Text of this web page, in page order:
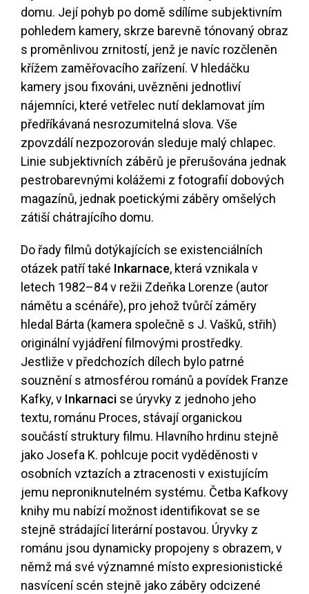
domu. Její pohyb po domě sdílíme subjektivním
pohledem kamery, skrze barevně tónovaný obraz
s proměnlivou zrnitostí, jenž je navíc rozčleněn
křížem zaměřovacího zařízení. V hledáčku
kamery jsou fixováni, uvězněni jednotliví
nájemníci, které vetřelec nutí deklamovat jím
předříkávaná nesrozumitelná slova. Vše
zpovzdálí nezpozorován sleduje malý chlapec.
Linie subjektivních záběrů je přerušována jednak
pestrobarevnými kolážemi z fotografií dobových
magazínů, jednak poetickými záběry omšelých
zátiší chátrajícího domu.
Do řady filmů dotýkajících se existenciálních
otázek patří také Inkarnace, která vznikala v
letech 1982–84 v režii Zdeňka Lorenze (autor
námětu a scénáře), pro jehož tvůrčí záměry
hledal Bárta (kamera společně s J. Vašků, střih)
originální vyjádření filmovými prostředky.
Jestliže v předchozích dílech bylo patrné
souznění s atmosférou románů a povídek Franze
Kafky, v Inkarnaci se úryvky z jednoho jeho
textu, románu Proces, stávají organickou
součástí struktury filmu. Hlavního hrdinu stejně
jako Josefa K. pohlcuje pocit vyděděnosti v
osobních vztazích a ztracenosti v existujícím
jemu neproniknutelném systému. Četba Kafkovy
knihy mu nabízí možnost identifikovat se se
stejně strádající literární postavou. Úryvky z
románu jsou dynamicky propojeny s obrazem, v
němž má své významné místo expresionistické
nasvícení scén stejně jako záběry odcizené